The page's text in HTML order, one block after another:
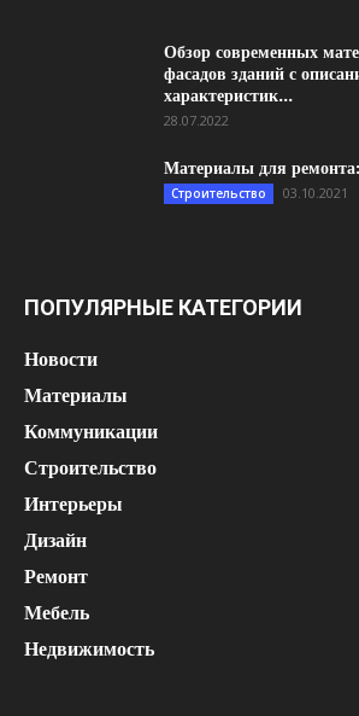
Обзор современных
фасадов зданий с
характеристик...
28.07.2022
Материалы для
Строительство 03.10.2021
ПОПУЛЯРНЫЕ КАТЕГОРИИ
Новости
Материалы
Коммуникации
Строительство
Интерьеры
Дизайн
Ремонт
Мебель
Недвижимость